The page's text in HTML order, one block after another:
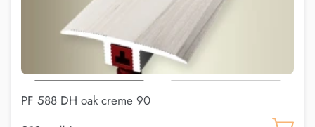
PF 588 DH oak creme 90